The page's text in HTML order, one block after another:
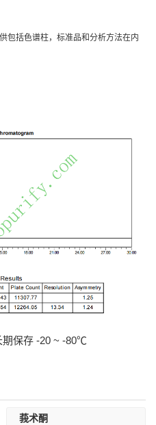
包括色谱柱，标准品和分析方法在内
保存 -20 ~ -80℃
莪术酮